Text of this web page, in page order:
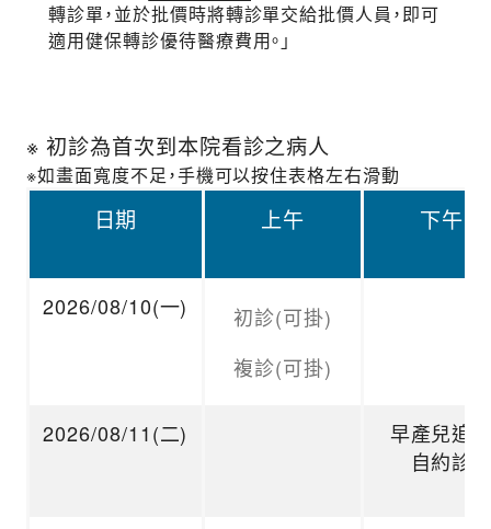
轉診單，並於批價時將轉診單交給批價人員，即可
適用健保轉診優待醫療費用。」
※ 初診為首次到本院看診之病人
※如畫面寬度不足，手機可以按住表格左右滑動
日期 上午 下午
2026/08/10(一)
初診(可掛)
複診(可掛)
2026/08/11(二)
早產兒追
自約診